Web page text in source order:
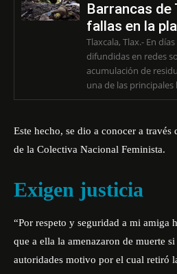
Barrancas de
fallas en la
Tlaxcala, Tlax.- En
difundidas en redes
acumulación de
una de las principales
Este hecho, se dio a conocer a través
de la Colectiva Nacional Feminista.
Exigen justicia
“Por respeto y seguridad a mi amiga
que a ella la amenazaron de muerte
autoridades motivo por el cual retiró